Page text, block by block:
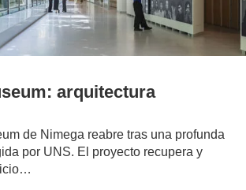
arquitectura
de Nimega reabre tras una profunda
por UNS. El proyecto recupera y